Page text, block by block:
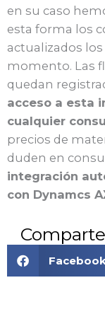
en su caso
esta forma los
actualizados
momento. Las
quedan
acceso a esta
cualquier
precios de
duden en
integración
con Dynamcs